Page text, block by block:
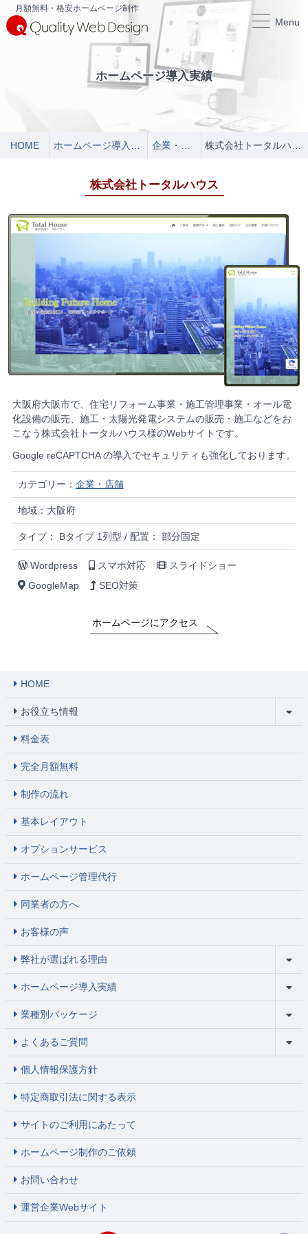
月額無料・格安ホームページ制作
Menu
ホームページ導入実績
HOME
株式会社トータルハウス
大阪府大阪市で、住宅リフォーム事業・施工管理事業・オール電
化設備の販売、施工・太陽光発電システムの販売・施工などをお
こなう株式会社トータルハウス様のWebサイトです。
Google reCAPTCHA の導入でセキュリティも強化しております。
カテゴリー： 企業・店舗
地域：大阪府
タイプ： Bタイプ 1列型 / 配置： 部分固定
Wordpress スマホ対応
スライドショー
GoogleMap
SEO対策
ホームページにアクセス
HOME
お役立ち情報
料金表
完全月額無料
制作の流れ
基本レイアウト
オプションサービス
ホームページ管理代行
同業者の方へ
お客様の声
弊社が選ばれる理由
ホームページ導入実績
業種別パッケージ
よくあるご質問
個人情報保護方針
特定商取引法に関する表示
サイトのご利用にあたって
ホームページ制作のご依頼
お問い合わせ
運営企業Webサイト